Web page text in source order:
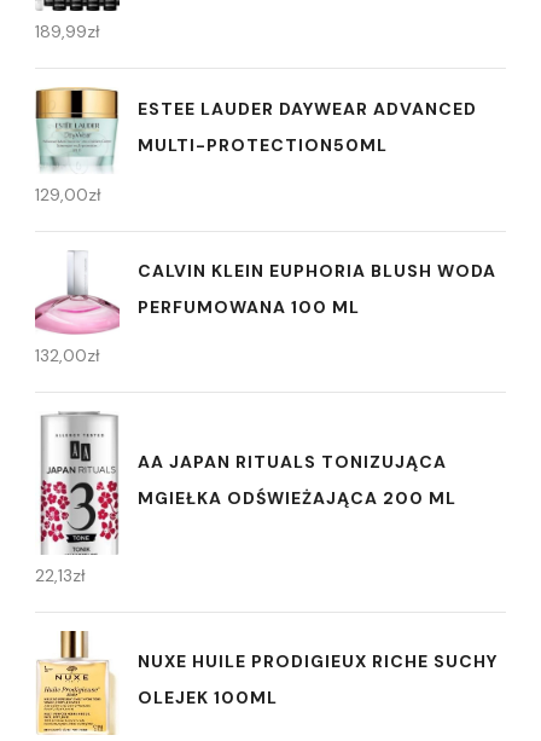
189,99zł
ESTEE LAUDER DAYWEAR ADVANCED
MULTI-PROTECTION50ML
129,00zł
CALVIN KLEIN EUPHORIA BLUSH WODA
PERFUMOWANA 100 ML
132,00zł
AA JAPAN RITUALS TONIZUJĄCA
MGIEŁKA ODŚWIEŻAJĄCA 200 ML
22,13zł
NUXE HUILE PRODIGIEUX RICHE SUCHY
OLEJEK 100ML